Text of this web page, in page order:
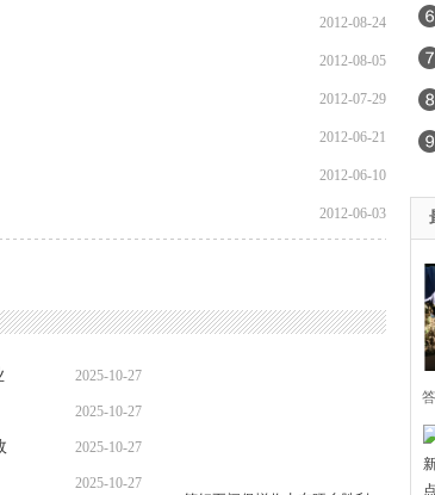
2012-08-24
2012-08-05
2012-07-29
2012-06-21
2012-06-10
2012-06-03